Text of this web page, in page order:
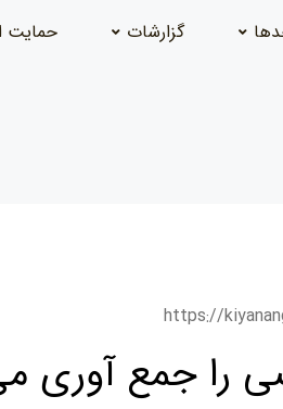
گزارشات حمایت
جمع آوری می